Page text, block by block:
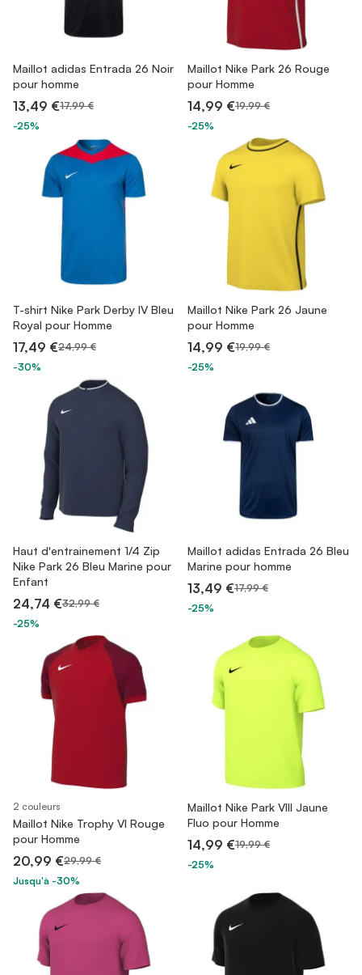
Maillot adidas Entrada 26 Noir
pour homme
13,49 €17,99 €
-25%
Maillot Nike Park 26 Rouge
pour Homme
14,99 €19,99 €
-25%
T-shirt Nike Park Derby IV Bleu
Royal pour Homme
17,49 €24,99 €
-30%
Maillot Nike Park 26 Jaune
pour Homme
14,99 €19,99 €
-25%
Haut d'entrainement 1/4 Zip
Nike Park 26 Bleu Marine pour
Enfant
24,74 €32,99 €
-25%
Maillot adidas Entrada 26 Bleu
Marine pour homme
13,49 €17,99 €
-25%
2 couleurs
Maillot Nike Trophy VI Rouge
pour Homme
20,99 €29,99 €
Jusqu'à -30%
Maillot Nike Park VIII Jaune
Fluo pour Homme
14,99 €19,99 €
-25%